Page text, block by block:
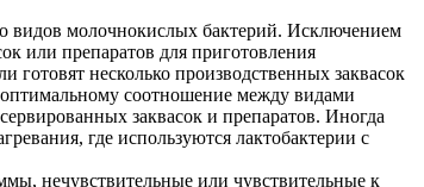
видов молочнокислых бактерий. Исключением
или препаратов для приготовления
несколько производственных заквасок
оптимальному соотношение между видами
заквасок и препаратов. Иногда
где используются лактобактерии с
нечувствительные или чувствительные к